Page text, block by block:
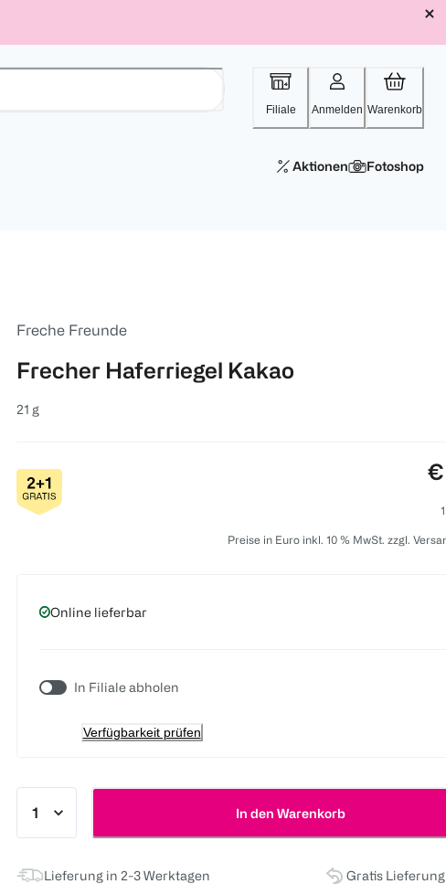
Filiale Anmelden Warenkorb
Aktionen Fotoshop
Freche Freunde
Frecher Haferriegel Kakao
21 g
€
Preise in Euro inkl. 10 % MwSt. zzgl.
Online lieferbar
In Filiale abholen
Verfügbarkeit prüfen
In den Warenkorb
Lieferung in 2-3 Werktagen Gratis